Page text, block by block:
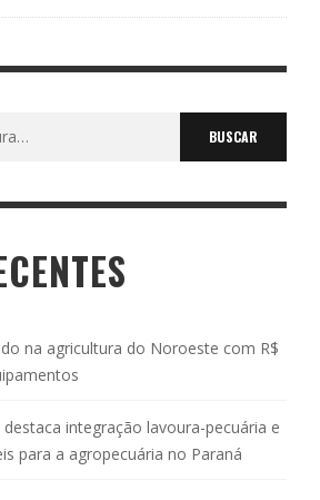
na agricultura do Noroeste com R$
integração lavoura-pecuária e
para a agropecuária no Paraná